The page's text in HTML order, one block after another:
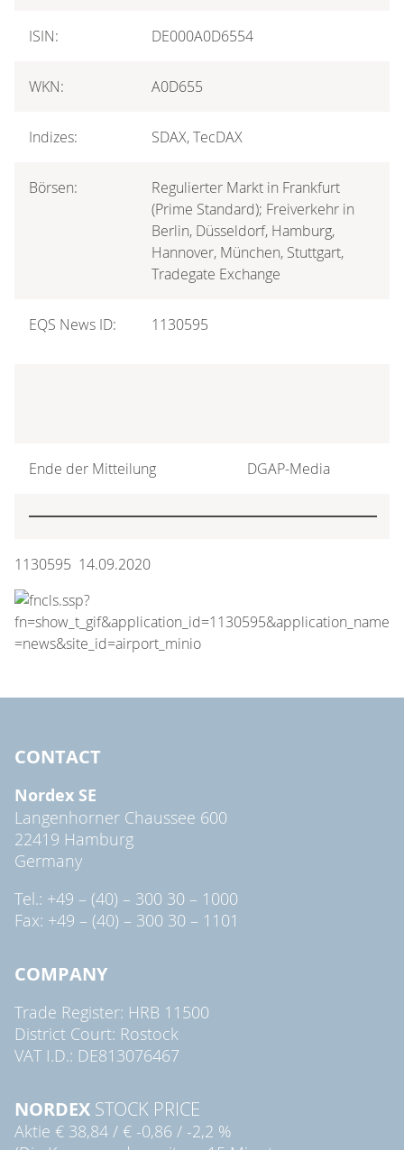
ISIN: DE000A0D6554
WKN: A0D655
Indizes: SDAX, TecDAX
Börsen:
Regulierter Markt in Frankfurt
(Prime Standard); Freiverkehr in
Berlin, Düsseldorf, Hamburg,
Hannover, München, Stuttgart,
Tradegate Exchange
EQS News ID: 1130595
Ende der Mitteilung DGAP-Media
1130595 14.09.2020
CONTACT
Nordex SE
Langenhorner Chaussee 600
22419 Hamburg
Germany
Tel.: +49 – (40) – 300 30 – 1000
Fax: +49 – (40) – 300 30 – 1101
COMPANY
Trade Register: HRB 11500
District Court: Rostock
VAT I.D.: DE813076467
NORDEX STOCK PRICE
Aktie € 38,84 / € -0,86 / -2,2 %